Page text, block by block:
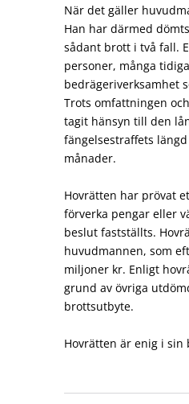
När det gäller
Han har därmed
sådant brott i två fall.
personer, många
bedrägeriverksamhet
Trots omfattningen
tagit hänsyn till den
fängelsestraffets
månader.
Hovrätten har prövat
förverka pengar eller
beslut fastställts.
huvudmannen, som
miljoner kr. Enligt
grund av övriga
brottsutbyte.
Hovrätten är enig i sin